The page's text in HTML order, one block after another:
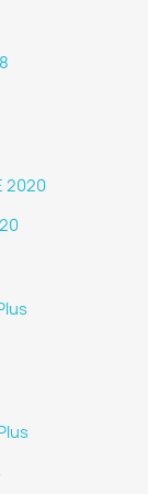
2020